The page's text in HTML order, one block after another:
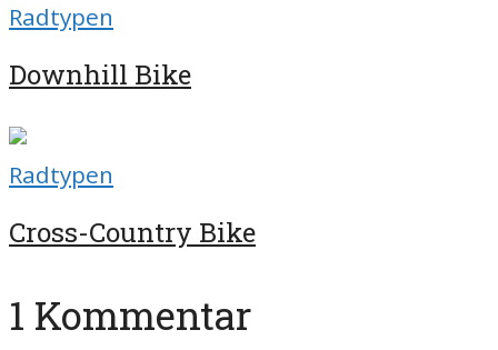
Radtypen
Downhill Bike
Radtypen
Cross-Country Bike
1 Kommentar